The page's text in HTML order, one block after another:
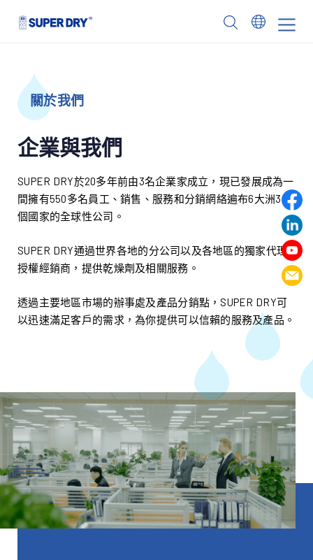
關於我們
企業與我們
SUPER DRY於20多年前由3名企業家成立，現已發展成為一
間擁有550多名員工、銷售、服務和分銷網絡遍布6大洲30
個國家的全球性公司。
SUPER DRY通過世界各地的分公司以及各地區的獨家代理
授權經銷商，提供乾燥劑及相關服務。
透過主要地區市場的辦事處及產品分銷點，SUPER DRY可
以迅速滿足客戶的需求，為你提供可以信賴的服務及產品。